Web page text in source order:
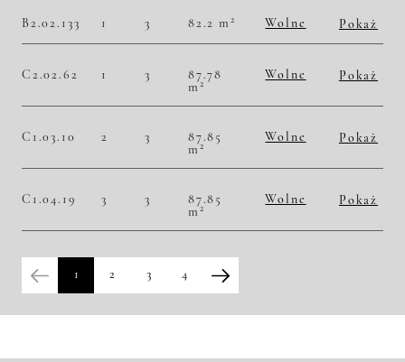
B2.02.133 1 3 82.2 m 2 Wolne
Pokaż
C2.02.62 1 3
87.78
m 2
Wolne
Pokaż
C1.03.10 2 3
87.85
m 2
Wolne
Pokaż
C1.04.19 3 3
87.85
m 2
Wolne
Pokaż
1 2 3 4